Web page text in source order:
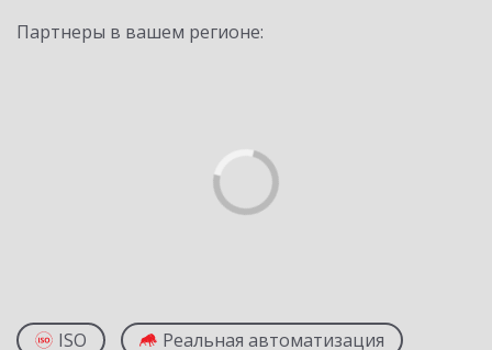
Партнеры в вашем регионе:
ISO Реальная автоматизация